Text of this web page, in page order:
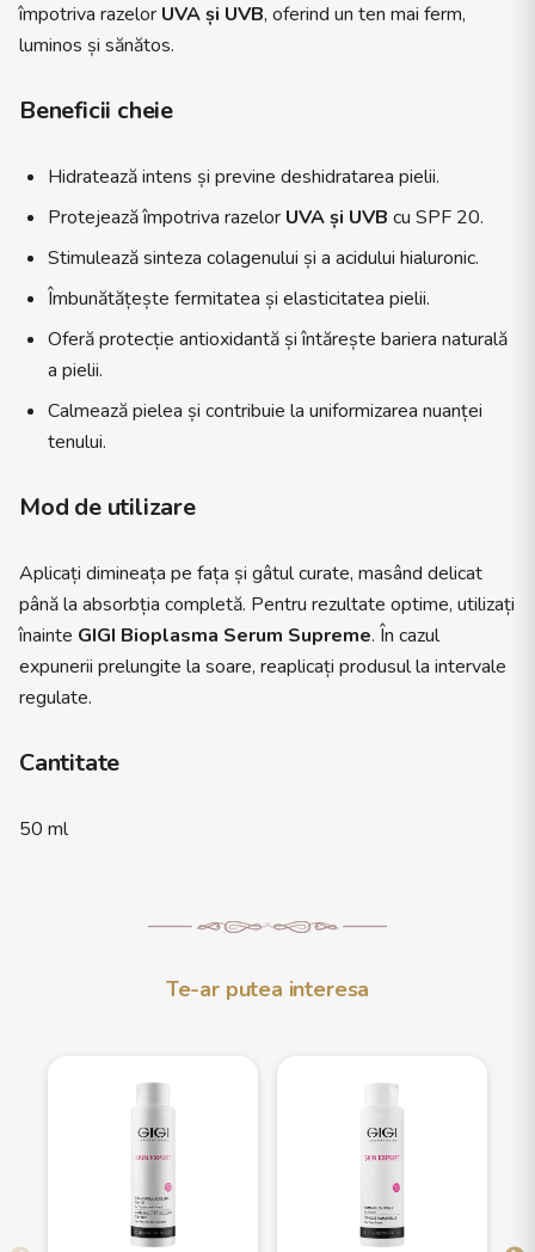
împotriva razelor UVA și UVB, oferind un ten mai ferm,
luminos și sănătos.
Beneficii cheie
Hidratează intens și previne deshidratarea pielii.
Protejează împotriva razelor UVA și UVB cu SPF 20.
Stimulează sinteza colagenului și a acidului hialuronic.
Îmbunătățește fermitatea și elasticitatea pielii.
Oferă protecție antioxidantă și întărește bariera naturală
a pielii.
Calmează pielea și contribuie la uniformizarea nuanței
tenului.
Mod de utilizare
Aplicați dimineața pe fața și gâtul curate, masând delicat
până la absorbția completă. Pentru rezultate optime, utilizați
înainte GIGI Bioplasma Serum Supreme. În cazul
expunerii prelungite la soare, reaplicați produsul la intervale
regulate.
Cantitate
50 ml
Te-ar putea interesa